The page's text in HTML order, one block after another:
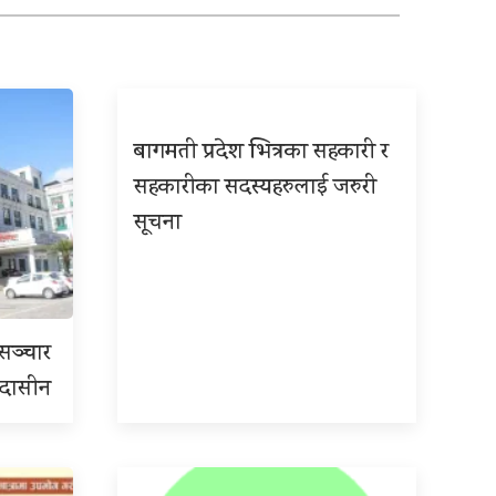
बागमती प्रदेश भित्रका सहकारी र
सहकारीका सदस्यहरुलाई जरुरी
सूचना